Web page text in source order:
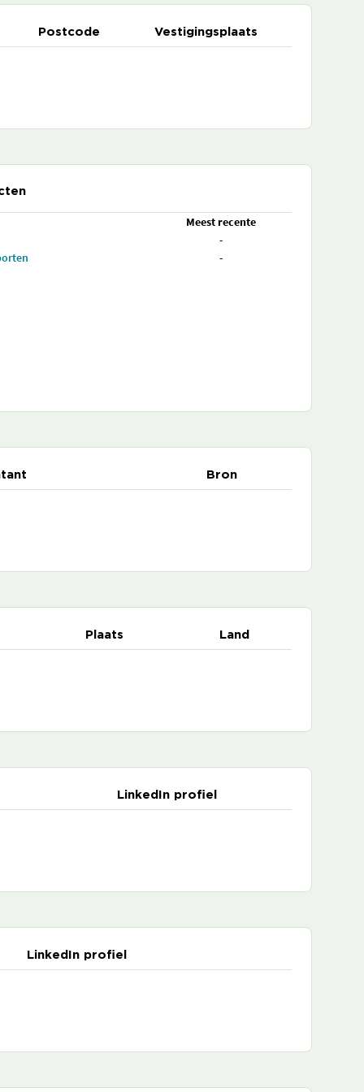
Postcode Vestigingsplaats
Meest recente
-
-
Bron
Plaats Land
LinkedIn profiel
LinkedIn profiel